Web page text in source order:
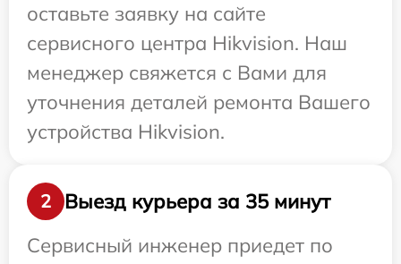
оставьте заявку на сайте
сервисного центра Hikvision. Наш
менеджер свяжется с Вами для
уточнения деталей ремонта Вашего
устройства Hikvision.
2
Выезд курьера за 35 минут
Сервисный инженер приедет по